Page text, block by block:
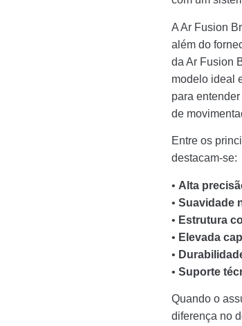
A Ar Fusion
além do
da Ar Fusion
modelo ideal
para
de
Entre os
destacam-se:
• Alta
• Suavidade
• Estrutura
• Elevada
•
• Suporte
Quando o
diferença no